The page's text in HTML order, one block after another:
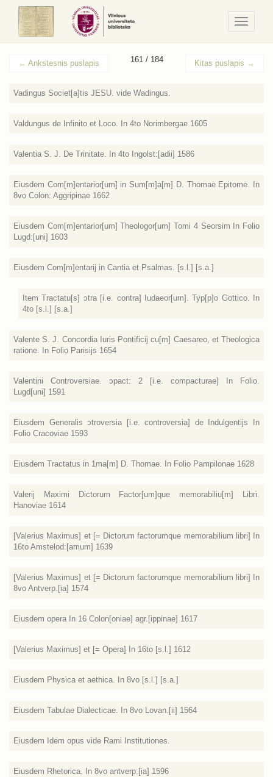
/
Meniu
← Ankstesnis puslapis 161 / 184 Kitas puslapis →
Vadingus Societ[a]tis JESU. vide Wadingus.
Valdungus de Infinito et Loco. In 4to Norimbergae 1605
Valentia S. J. De Trinitate. In 4to Ingolst:[adii] 1586
Eiusdem Com[m]entarior[um] in Sum[m]a[m] D. Thomae Epitome. In
8vo Colon: Aggripinae 1662
Eiusdem Com[m]entarior[um] Theologor[um] Tomi 4 Seorsim In Folio
Lugd:[uni] 1603
Eiusdem Com[m]entarij in Cantia et Psalmas. [s.l.] [s.a.]
Item Tractatu[s] ɔtra [i.e. contra] Iudaeor[um]. Typ[p]o Gottico. In
4to [s.l.] [s.a.]
Valente S. J. Concordia Iuris Pontificij cu[m] Caesareo, et Theologica
ratione. In Folio Parisijs 1654
Valentini Controversiae. ɔpact: 2 [i.e. compacturae] In Folio.
Lugd[uni] 1591
Eiusdem Generalis ɔtroversia [i.e. controversia] de Indulgentijs In
Folio Cracoviae 1593
Eiusdem Tractatus in 1ma[m] D. Thomae. In Folio Pampilonae 1628
Valerij Maximi Dictorum Factor[um]que memorabiliu[m] Libri.
Hanoviae 1614
[Valerius Maximus] et [= Dictorum factorumque memorabilium libri] In
16to Amstelod:[amum] 1639
[Valerius Maximus] et [= Dictorum factorumque memorabilium libri] In
8vo Antverp.[ia] 1574
Eiusdem opera In 16 Colon[oniae] agr.[ippinae] 1617
[Valerius Maximus] et [= Opera] In 16to [s.l.] 1612
Eiusdem Physica et aethica. In 8vo [s.l.] [s.a.]
Eiusdem Tabulae Dialecticae. In 8vo Lovan.[ii] 1564
Eiusdem Idem opus vide Rami Institutiones.
Eiusdem Rhetorica. In 8vo antverp:[ia] 1596